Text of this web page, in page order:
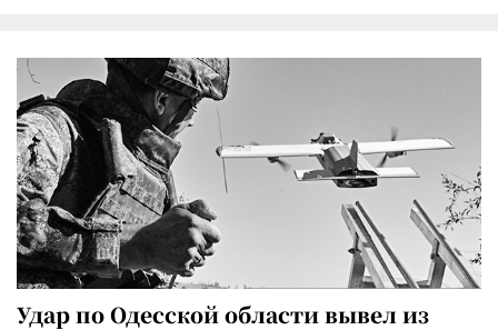
Удар по Одесской области вывел из